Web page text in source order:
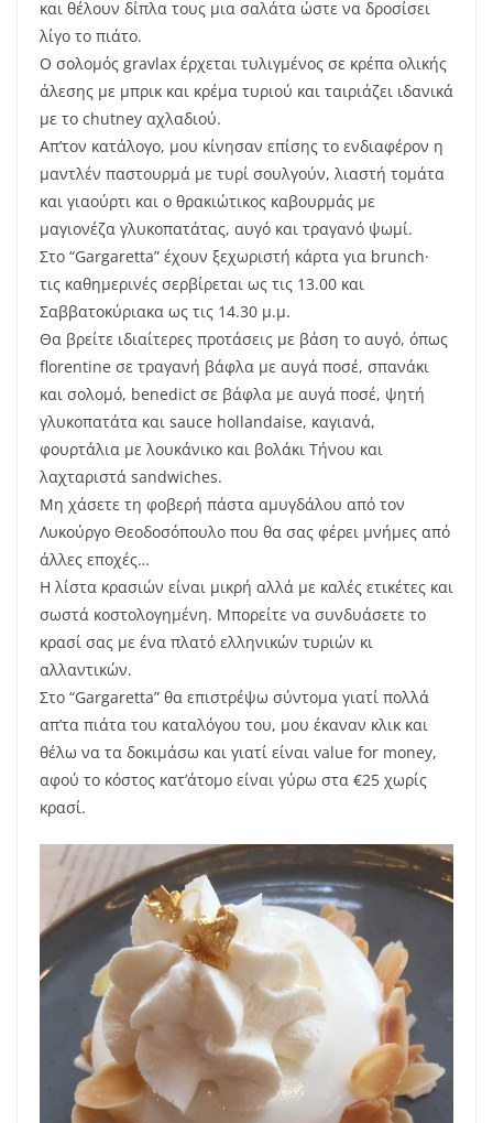
και θέλουν δίπλα τους μια σαλάτα ώστε να δροσίσει
λίγο το πιάτο.
Ο σολομός gravlax έρχεται τυλιγμένος σε κρέπα ολικής
άλεσης με μπρικ και κρέμα τυριού και ταιριάζει ιδανικά
με το chutney αχλαδιού.
Απ’τον κατάλογο, μου κίνησαν επίσης το ενδιαφέρον η
μαντλέν παστουρμά με τυρί σουλγούν, λιαστή τομάτα
και γιαούρτι και ο θρακιώτικος καβουρμάς με
μαγιονέζα γλυκοπατάτας, αυγό και τραγανό ψωμί.
Στο “Gargaretta” έχουν ξεχωριστή κάρτα για brunch·
τις καθημερινές σερβίρεται ως τις 13.00 και
Σαββατοκύριακα ως τις 14.30 μ.μ.
Θα βρείτε ιδιαίτερες προτάσεις με βάση το αυγό, όπως
florentine σε τραγανή βάφλα με αυγά ποσέ, σπανάκι
και σολομό, benedict σε βάφλα με αυγά ποσέ, ψητή
γλυκοπατάτα και sauce hollandaise, καγιανά,
φουρτάλια με λουκάνικο και βολάκι Τήνου και
λαχταριστά sandwiches.
Μη χάσετε τη φοβερή πάστα αμυγδάλου από τον
Λυκούργο Θεοδοσόπουλο που θα σας φέρει μνήμες από
άλλες εποχές…
Η λίστα κρασιών είναι μικρή αλλά με καλές ετικέτες και
σωστά κοστολογημένη. Μπορείτε να συνδυάσετε το
κρασί σας με ένα πλατό ελληνικών τυριών κι
αλλαντικών.
Στο “Gargaretta” θα επιστρέψω σύντομα γιατί πολλά
απ’τα πιάτα του καταλόγου του, μου έκαναν κλικ και
θέλω να τα δοκιμάσω και γιατί είναι value for money,
αφού το κόστος κατ’άτομο είναι γύρω στα €25 χωρίς
κρασί.